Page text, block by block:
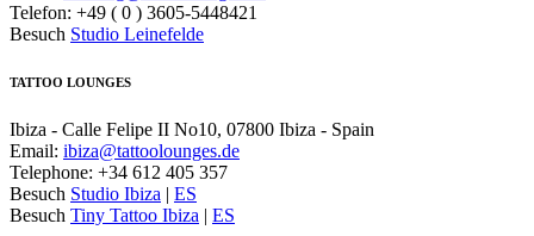
Telefon: +49 ( 0 ) 3605-5448421
Besuch Studio Leinefelde
TATTOO LOUNGES
Ibiza - Calle Felipe II No10, 07800 Ibiza - Spain
Email: ibiza@tattoolounges.de
Telephone: +34 612 405 357
Besuch Studio Ibiza | ES
Besuch Tiny Tattoo Ibiza | ES